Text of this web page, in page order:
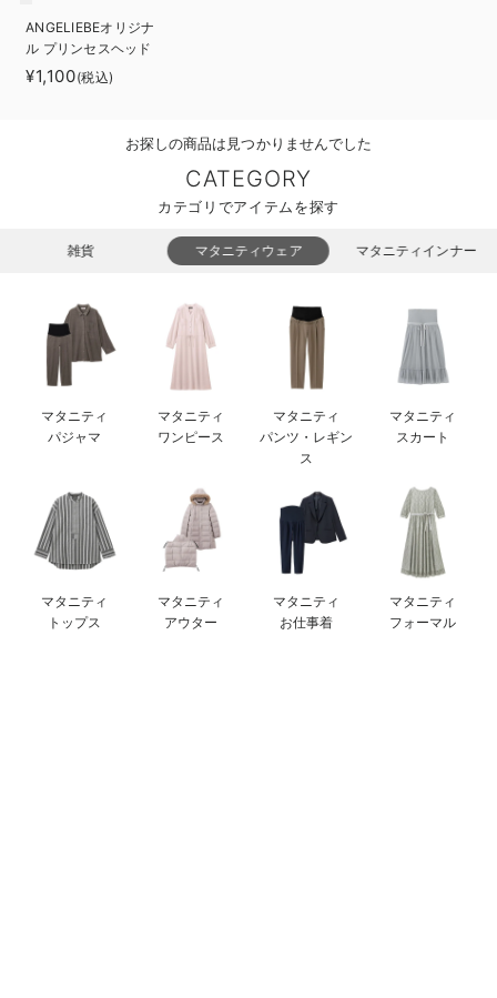
ベビー 小物
安心の日本製。先輩ママが買ってよかった！本当に必要な出産準備品
買って正解！高評価レビューアイテム
親子コーデ｜ママとベビーにおすすめ！
Gift Selection 出産祝い
ロンパースはいつからいつまで使う？選ぶポイントも解説！
保育園・入園準備特集
デロンギ
入院準備の持ち物チェック
ANGELIEBEオリジナ
ル プリンセスヘッド
ドレス
¥1,100(税込)
お探しの商品は見つかりませんでした
CATEGORY
カテゴリでアイテムを探す
雑貨 マタニティウェア マタニティインナー
マタニティ
パジャマ
マタニティ
ワンピース
マタニティ
パンツ・レギン
ス
マタニティ
スカート
マタニティ
トップス
マタニティ
アウター
マタニティ
お仕事着
マタニティ
フォーマル